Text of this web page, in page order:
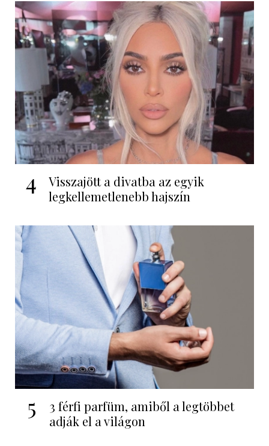
4
Visszajött a divatba az egyik
legkellemetlenebb hajszín
5
3 férfi parfüm, amiből a legtöbbet
adják el a világon